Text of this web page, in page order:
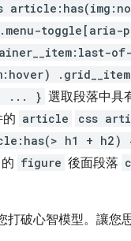
toggle[aria-
{ ... } 選取段落中具
article
css
h1 +
的 figure 後面段落
破心智模型。讓您